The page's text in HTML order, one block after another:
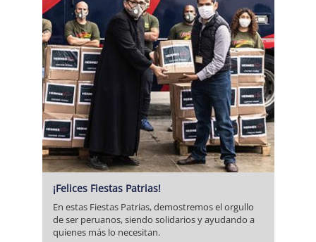
¡Felices Fiestas Patrias!
En estas Fiestas Patrias, demostremos el orgullo
de ser peruanos, siendo solidarios y ayudando a
quienes más lo necesitan.